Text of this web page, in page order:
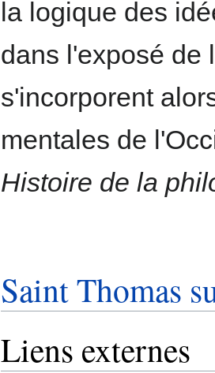
la logique des
dans l'exposé de
s'incorporent
mentales de
Histoire de la
Saint Thomas
Liens externes